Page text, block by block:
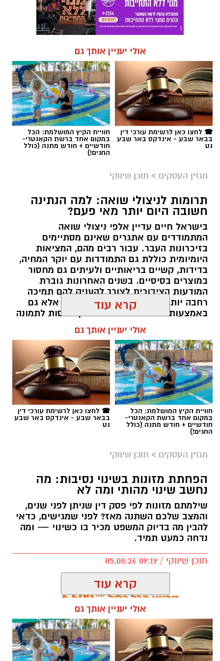
אולי יעניין אותך גם
☎ לחצו כאן לרשימת עורכי דין
בבאר שבע - אינדקס באר שבע
נט
חוויית הקיץ המושלמת: הכל
במקום אחד ברשת הקאנטרי-
חודשיים + חודש מתנה (כולל
החגים!)
מגזין העסקים > תוכן שיווקי
תרומות לניצולי שואה: למה הנתינה
חשובה היום יותר מאי פעם?
בישראל חיים עדיין אלפי ניצולי שואה
המתמודדים עם אתגרים שאינם מסתיימים
בזיכרונות העבר. עבור רבים מהם, המציאות
היומיומית כוללת גם התמודדות עם יוקר המחיה,
בדידות, קשיים בריאותיים ולעיתים גם מחסור
במוצרים בסיסיים. בשנים האחרונות גוברת
המודעות הציבורית לצורך להעניק להם תמיכה
רחבה יותר, לא רק באמצעות המדינה אלא גם
באמצעות החברה האזרחית. כאן נכנסות לתמונה
עמותות הפועלות לאורך כל השנה ומצליחות
להפוך כל מעשה נתינה לסיוע ממשי.
תוכן שיווקי / 16:39 05.08.26
תגים:
תרומות לניצולי שואה אינן מסתכמות בהעברת מזון
אישי ומעבירות מסר ברור של הכרת תודה והערכה
לאנשים שעברו את אחד הפרקים הקשים ביותר
בהיסטוריה האנושית. פעילותה של חסדי נעמי
מבוססת בדיוק על העיקרון הזה – הענקת סיוע
מכבד, מקצועי ומתמשך, המותאם לצרכים
קרא עוד
אולי יעניין אותך גם
חוויית הקיץ המושלמת: הכל
במקום אחד ברשת הקאנטרי-
חודשיים + חודש מתנה (כולל
החגים!)
☎ לחצו כאן לרשימת עורכי דין
בבאר שבע - אינדקס באר שבע
נט
מגזין העסקים > תוכן שיווקי
הפחתת מזונות בשינוי נסיבות: מה
נחשב שינוי מהותי ומה לא
שילמתם מזונות לפי פסק דין שניתן לפני שנים,
והמצב שלכם השתנה מאז? לפני שמגישים, כדאי
להבין מה בדיוק המשפט מכיר בו כשינוי — ומה
נדחה כמעט תמיד.
תוכן שיווקי / 09:19 05.08.26
תגים:הפחתת מזונות
קרא עוד
אולי יעניין אותך גם